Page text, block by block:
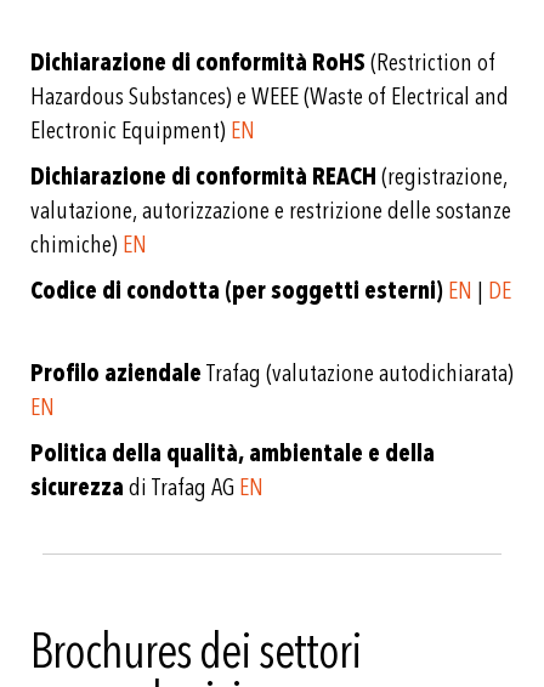
Dichiarazione di conformità RoHS(Restriction of
Hazardous Substances) e WEEE (Waste of Electrical and
Electronic Equipment) EN
Dichiarazione di conformità REACH(registrazione,
valutazione, autorizzazione e restrizione delle sostanze
chimiche) EN
Codice di condotta (per soggetti esterni)EN | DE
Profilo aziendaleTrafag (valutazione autodichiarata)
EN
Politica della qualità, ambientale e della
sicurezzadi Trafag AG EN
Brochures dei settori